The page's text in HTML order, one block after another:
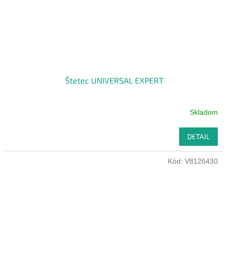
Štetec UNIVERSAL EXPERT
Skladom
DETAIL
Kód: V8126430